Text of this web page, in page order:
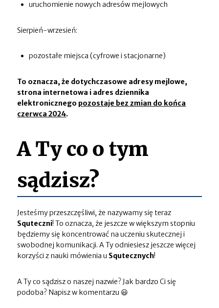
uruchomienie nowych adresów mejlowych
Sierpień-wrzesień:
pozostałe miejsca (cyfrowe i stacjonarne)
To oznacza, że dotychczasowe adresy mejlowe,
strona internetowa i adres dziennika
elektronicznego pozostaje bez zmian do końca
czerwca 2024.
A Ty co o tym
sądzisz?
Jesteśmy przeszczęśliwi, że nazywamy się teraz
Squteczni! To oznacza, że jeszcze w większym stopniu
będziemy się koncentrować na uczeniu skutecznej i
swobodnej komunikacji. A Ty odniesiesz jeszcze więcej
korzyści z nauki mówienia u Squtecznych!
A Ty co sądzisz o naszej nazwie? Jak bardzo Ci się
podoba? Napisz w komentarzu 😃